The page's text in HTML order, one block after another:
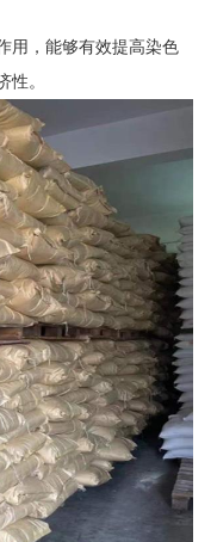
用，能够有效提高染色
性。